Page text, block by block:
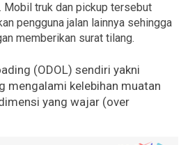
Mobil truk dan pickup tersebut
pengguna jalan lainnya sehingga
memberikan surat tilang.
(ODOL) sendiri yakni
mengalami kelebihan muatan
yang wajar (over